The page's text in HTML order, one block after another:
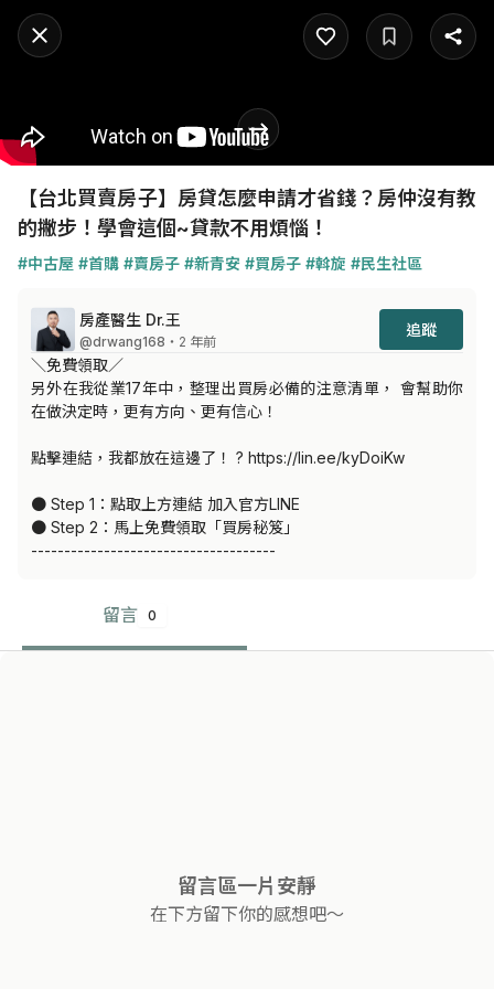
【台北買賣房子】房貸怎麼申請才省錢？房仲沒有教
的撇步！學會這個~貸款不用煩惱！
#中古屋 #首購 #賣房子 #新青安 #買房子 #斡旋 #民生社區
房產醫生 Dr.王
@drwang168 ・2 年前
追蹤
＼免費領取／
另外在我從業17年中，整理出買房必備的注意清單， 會幫助你
在做決定時，更有方向、更有信心！
點擊連結，我都放在這邊了！ ? https://lin.ee/kyDoiKw
● Step 1：點取上方連結 加入官方LINE
● Step 2：馬上免費領取「買房秘笈」
-------------------------------------
留言 0
留言區一片安靜
在下方留下你的感想吧～